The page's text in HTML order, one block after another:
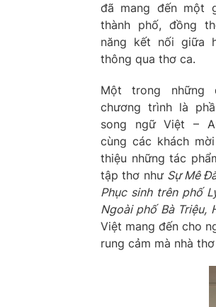
đã mang đến một
thành phố, đồng
năng kết nối giữa
thông qua thơ ca.
Một trong những
chương trình là
song ngữ Việt –
cùng các khách
thiệu những tác
tập thơ như Sự Mê
Phục sinh trên phố
Ngoài phố Bà Triệu,
Việt mang đến cho
rung cảm mà nhà